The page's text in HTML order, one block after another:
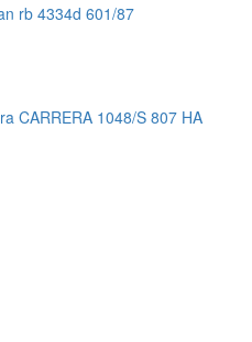
rb 4334d 601/87
CARRERA 1048/S 807 HA